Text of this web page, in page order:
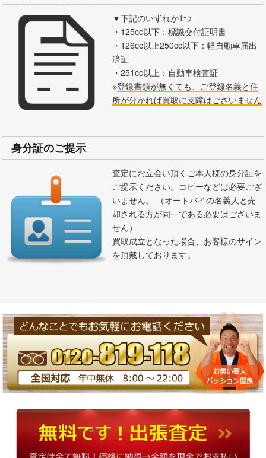
▼下記のいずれか1つ
・125cc以下：標識交付証明書
・126cc以上250cc以下：軽自動車届出
済証
・251cc以上：自動車検査証
※登録書類が無くても、ご登録名義と住
所が分かれば買取に支障はございません
身分証のご提示
査定にお立会い頂くご本人様の身分証を
ご提示ください。コピーなどは必要ござ
いません。 （オートバイの名義人と売
却される方が同一である必要はございま
せん）
買取成立となった場合、お客様のサイン
を頂戴しております。